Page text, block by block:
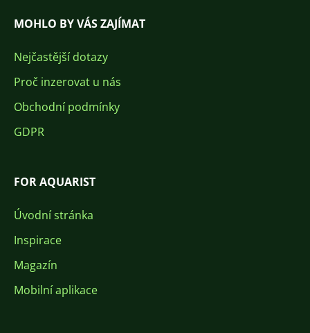
MOHLO BY VÁS ZAJÍMAT
Nejčastější dotazy
Proč inzerovat u nás
Obchodní podmínky
GDPR
FOR AQUARIST
Úvodní stránka
Inspirace
Magazín
Mobilní aplikace